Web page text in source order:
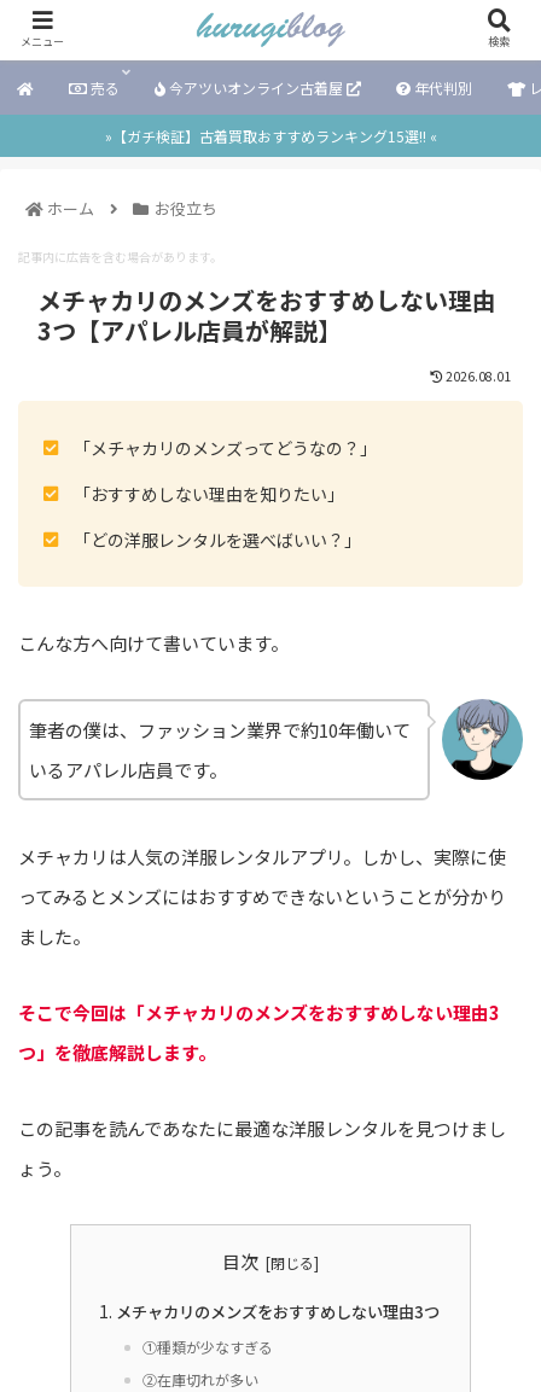
売る 今アツいオンライン古着屋 年代判別
»【ガチ検証】古着買取おすすめランキング15選!! «
ホーム お役立ち
記事内に広告を含む場合があります。
メチャカリのメンズをおすすめしない理由
3つ【アパレル店員が解説】
2026.08.01
「メチャカリのメンズってどうなの？」
「おすすめしない理由を知りたい」
「どの洋服レンタルを選べばいい？」
こんな方へ向けて書いています。
筆者の僕は、ファッション業界で約10年働いて
いるアパレル店員です。
メチャカリは人気の洋服レンタルアプリ。しかし、実際に使
ってみるとメンズにはおすすめできないということが分かり
ました。
そこで今回は「メチャカリのメンズをおすすめしない理由3
つ」を徹底解説します。
この記事を読んであなたに最適な洋服レンタルを見つけまし
ょう。
目次
メチャカリのメンズをおすすめしない理由3つ
①種類が少なすぎる
②在庫切れが多い
メニュー 検索